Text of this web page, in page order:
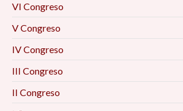
VI Congreso
V Congreso
IV Congreso
III Congreso
II Congreso